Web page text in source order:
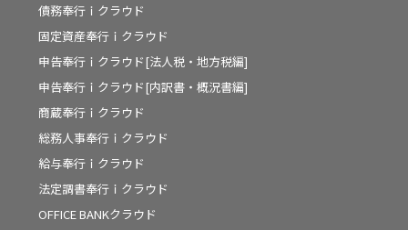
債務奉行ｉクラウド
固定資産奉行ｉクラウド
申告奉行ｉクラウド[法人税・地方税編]
申告奉行ｉクラウド[内訳書・概況書編]
商蔵奉行ｉクラウド
総務人事奉行ｉクラウド
給与奉行ｉクラウド
法定調書奉行ｉクラウド
OFFICE BANKクラウド